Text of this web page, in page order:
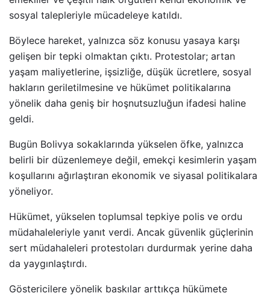
sosyal talepleriyle mücadeleye katıldı.
Böylece hareket, yalnızca söz konusu yasaya karşı
gelişen bir tepki olmaktan çıktı. Protestolar; artan
yaşam maliyetlerine, işsizliğe, düşük ücretlere, sosyal
hakların geriletilmesine ve hükümet politikalarına
yönelik daha geniş bir hoşnutsuzluğun ifadesi haline
geldi.
Bugün Bolivya sokaklarında yükselen öfke, yalnızca
belirli bir düzenlemeye değil, emekçi kesimlerin yaşam
koşullarını ağırlaştıran ekonomik ve siyasal politikalara
yöneliyor.
Hükümet, yükselen toplumsal tepkiye polis ve ordu
müdahaleleriyle yanıt verdi. Ancak güvenlik güçlerinin
sert müdahaleleri protestoları durdurmak yerine daha
da yaygınlaştırdı.
Göstericilere yönelik baskılar arttıkça hükümete